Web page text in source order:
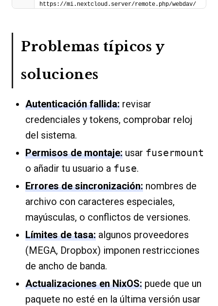
https://mi.nextcloud.server/remote.php/webdav/
Problemas típicos y
soluciones
Autenticación fallida: revisar
credenciales y tokens, comprobar reloj
del sistema.
Permisos de montaje: usar fusermount
o añadir tu usuario a fuse.
Errores de sincronización: nombres de
archivo con caracteres especiales,
mayúsculas, o conflictos de versiones.
Límites de tasa: algunos proveedores
(MEGA, Dropbox) imponen restricciones
de ancho de banda.
Actualizaciones en NixOS: puede que un
paquete no esté en la última versión usar